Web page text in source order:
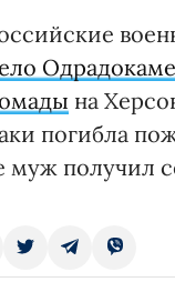
на
погибла
муж получил